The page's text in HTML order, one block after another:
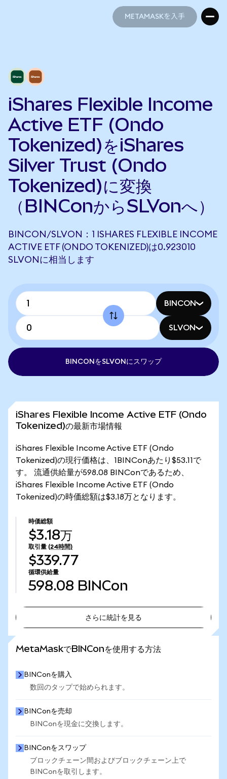
METAMASKを入手
iShares Flexible Income
Active ETF (Ondo
Tokenized)をiShares
Silver Trust (Ondo
Tokenized)に変換
（BINConからSLVonへ）
BINCON/SLVON：1 ISHARES FLEXIBLE INCOME
ACTIVE ETF (ONDO TOKENIZED)は0.923010
SLVONに相当します
BINCON
SLVON
BINCONをSLVONにスワップ
iShares Flexible Income Active ETF (Ondo
Tokenized)の最新市場情報
iShares Flexible Income Active ETF (Ondo
Tokenized)の現行価格は、1BINConあたり$53.11で
す。 流通供給量が598.08 BINConであるため、
iShares Flexible Income Active ETF (Ondo
Tokenized)の時価総額は$3.18万となります。
時価総額
$3.18万
取引量 (24時間)
$339.77
循環供給量
598.08 BINCon
さらに統計を見る
MetaMaskでBINConを使用する方法
BINConを購入
数回のタップで始められます。
BINConを売却
BINConを現金に交換します。
BINConをスワップ
ブロックチェーン間およびブロックチェーン上で
BINConを取引します。